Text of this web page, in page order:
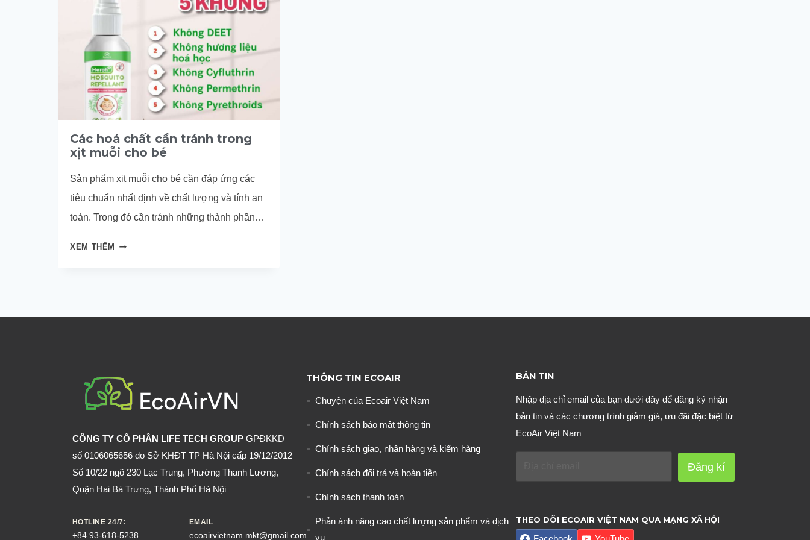
Các hoá chất cần tránh trong
xịt muỗi cho bé
Sản phẩm xịt muỗi cho bé cần đáp ứng các
tiêu chuẩn nhất định về chất lượng và tính an
toàn. Trong đó cần tránh những thành phần
XEM THÊM
CÁC
TRONG
BÉ
CÔNG TY CỔ PHẦN LIFE TECH GROUP GPĐKKD
số 0106065656 do Sở KHĐT TP Hà Nội cấp 19/12/2012
Số 10/22 ngõ 230 Lạc Trung, Phường Thanh Lương,
Quận Hai Bà Trưng, Thành Phố Hà Nội
HOTLINE 24/7:
+84 93-618-5238
EMAIL
ecoairvietnam.mkt@gmail.com
THÔNG TIN ECOAIR
Chuyện của Ecoair Việt Nam
Chính sách bảo mật thông tin
Chính sách giao, nhận hàng và kiểm hàng
Chính sách đổi trả và hoàn tiền
Chính sách thanh toán
Phản ánh nâng cao chất lượng sản phẩm và dịch
vụ
BẢN TIN
Nhập địa chỉ email của bạn dưới đây để đăng ký nhận
bản tin và các chương trình giảm giá, ưu đãi đặc biệt từ
EcoAir Việt Nam
Đăng kí
THEO DÕI ECOAIR VIỆT NAM QUA MẠNG XÃ HỘI